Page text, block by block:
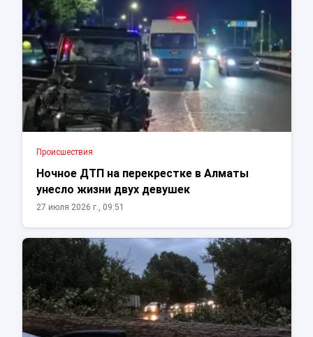
Проиcшествия
Ночное ДТП на перекрестке в Алматы
унесло жизни двух девушек
27 июля 2026 г., 09:51